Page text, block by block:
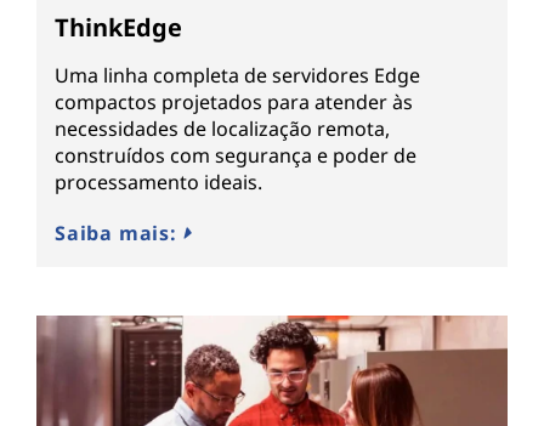
ThinkEdge
Uma linha completa de servidores Edge
compactos projetados para atender às
necessidades de localização remota,
construídos com segurança e poder de
processamento ideais.
Saiba mais: